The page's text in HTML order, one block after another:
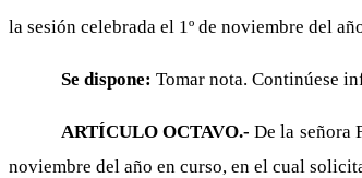
la sesión celebrada el 1º de noviembre del
Se dispone: Tomar nota. Continúese
ARTÍCULO OCTAVO.- De la señora
noviembre del año en curso, en el cual